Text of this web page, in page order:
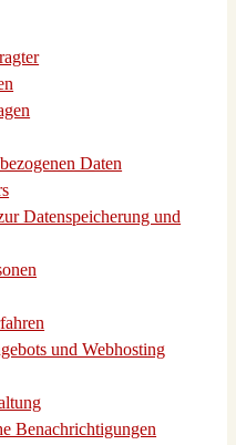
Daten
Daten­spei­che­rung und
und Web­hos­ting
Benach­rich­ti­gun­gen